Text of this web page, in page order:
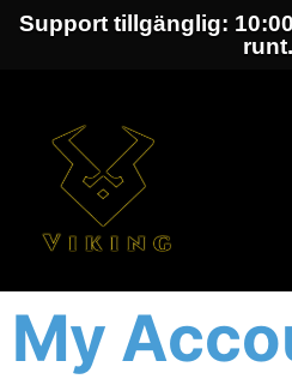
Support tillgänglig:
runt.
My